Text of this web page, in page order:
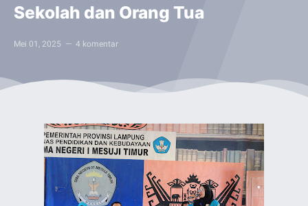
Sekolah dan Orang Tua
Mei 01, 2025 4 komentar